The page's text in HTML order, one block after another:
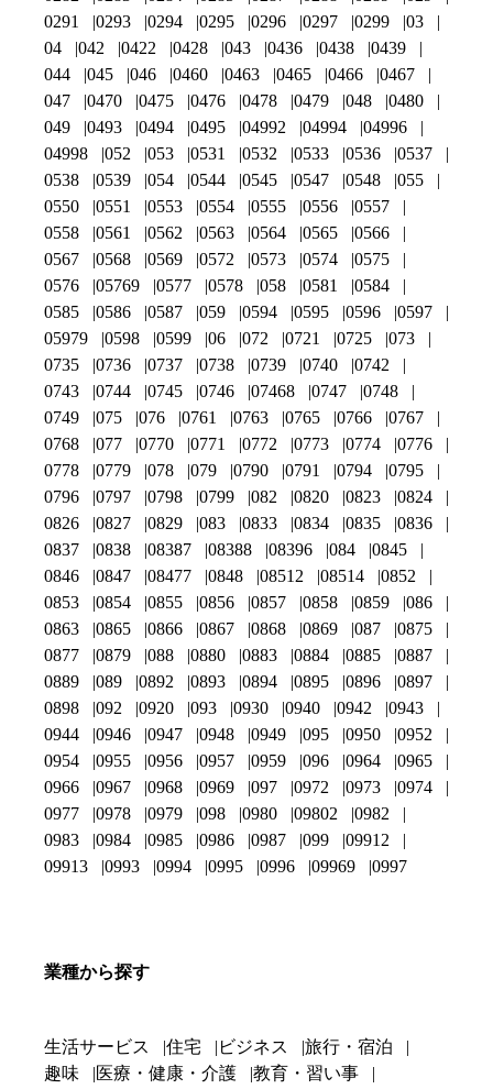
0291
0293 0294 0295 0296 0297 0299
03
04
042 0422 0428 043 0436 0438
0439
044
045 046 0460 0463 0465 0466
0467
047
0470 0475 0476 0478 0479 048
0480
049
0493 0494 0495 04992 04994
04996
04998
052 053 0531 0532 0533 0536
0537
0538
0539 054 0544 0545 0547 0548
055
0550
0551 0553 0554 0555 0556
0557
0558
0561 0562 0563 0564 0565
0566
0567
0568 0569 0572 0573 0574
0575
0576
05769 0577 0578 058 0581
0584
0585
0586 0587 059 0594 0595 0596
0597
05979
0598 0599 06 072 0721 0725
073
0735
0736 0737 0738 0739 0740
0742
0743
0744 0745 0746 07468 0747
0748
0749
075 076 0761 0763 0765 0766
0767
0768
077 0770 0771 0772 0773 0774
0776
0778
0779 078 079 0790 0791 0794
0795
0796
0797 0798 0799 082 0820 0823
0824
0826
0827 0829 083 0833 0834 0835
0836
0837
0838 08387 08388 08396 084
0845
0846
0847 08477 0848 08512 08514
0852
0853
0854 0855 0856 0857 0858 0859
086
0863
0865 0866 0867 0868 0869 087
0875
0877
0879 088 0880 0883 0884 0885
0887
0889
089 0892 0893 0894 0895 0896
0897
0898
092 0920 093 0930 0940 0942
0943
0944
0946 0947 0948 0949 095 0950
0952
0954
0955 0956 0957 0959 096 0964
0965
0966
0967 0968 0969 097 0972 0973
0974
0977
0978 0979 098 0980 09802
0982
0983
0984 0985 0986 0987 099
09912
09913
0993 0994 0995 0996 09969 0997
業種から探す
生活サービス 住宅 ビジネス
旅行・宿泊
趣味
医療・健康・介護
教育・習い事